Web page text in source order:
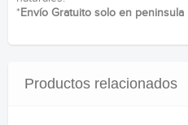
* Envío Gratuito solo en peninsula
Productos relacionados